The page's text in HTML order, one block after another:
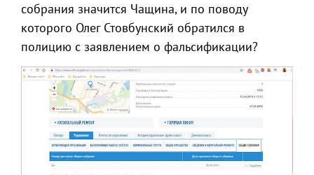
собрания значится Чащина, и по поводу
которого Олег Стовбунский обратился в
полицию с заявлением о фальсификации?